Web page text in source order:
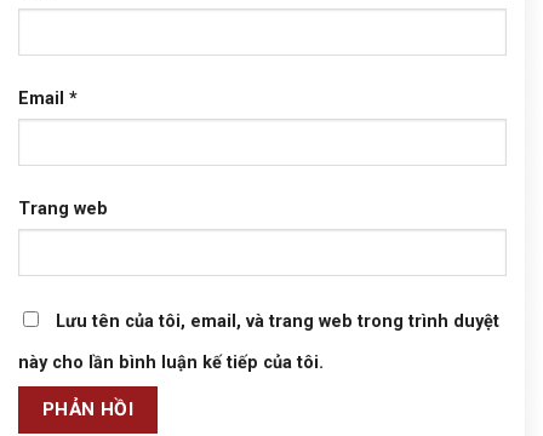
Email *
Trang web
Lưu tên của tôi, email, và trang web trong trình duyệt
này cho lần bình luận kế tiếp của tôi.